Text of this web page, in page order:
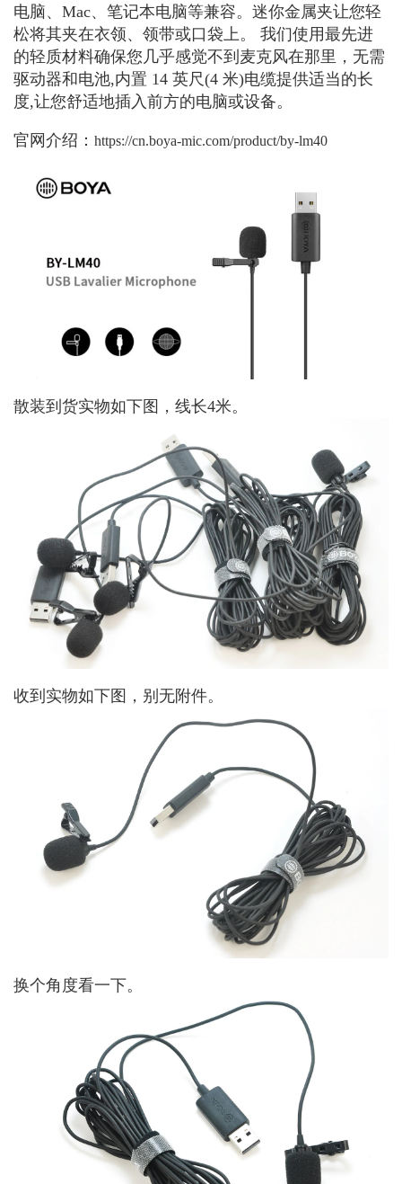
电脑、Mac、笔记本电脑等兼容。迷你金属夹让您轻
松将其夹在衣领、领带或口袋上。 我们使用最先进
的轻质材料确保您几乎感觉不到麦克风在那里，无需
驱动器和电池,内置 14 英尺(4 米)电缆提供适当的长
度,让您舒适地插入前方的电脑或设备。
官网介绍： https://cn.boya-mic.com/product/by-lm40
散装到货实物如下图，线长4米。
收到实物如下图，别无附件。
换个角度看一下。